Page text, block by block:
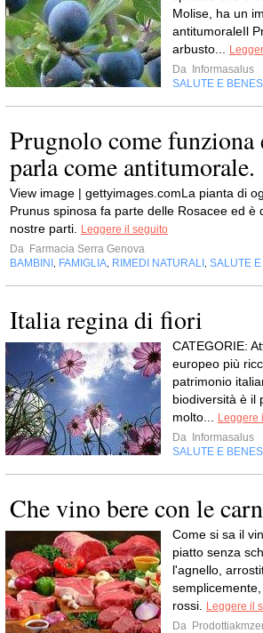
Molise, ha un
antitumoraleIl
arbusto...
Da
Informasalus
SALUTE E
Prugnolo come funziona
parla come antitumorale.
View image | gettyimages.comLa pianta di
Prunus spinosa fa parte delle Rosacee ed è
nostre parti.
Leggere il seguito
Da Farmacia Serra Genova
BAMBINI
FAMIGLIA RIMEDI NATURALI SALUTE
Italia regina di fiori
CATEGORIE:
europeo più
patrimonio
biodiversità è il
molto...
Leggere
Da
Informasalus
SALUTE E
Che vino bere con le
Come si sa il
piatto senza
l'agnello,
rossi.
Leggere il
Da